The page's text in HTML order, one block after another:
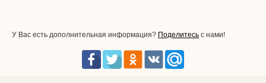
У Вас есть дополнительная информация? Поделитесь с нами!